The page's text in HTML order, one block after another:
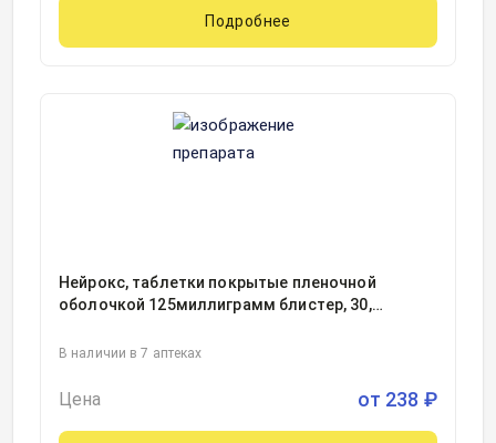
Подробнее
Нейрокс, таблетки покрытые пленочной
оболочкой 125миллиграмм блистер, 30,
В наличии в 7 аптеках
Цена от 238 ₽